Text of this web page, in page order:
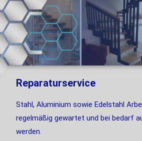
Reparaturservice
Stahl, Aluminium sowie Edelstahl
regelmäßig gewartet und bei bedarf
werden.